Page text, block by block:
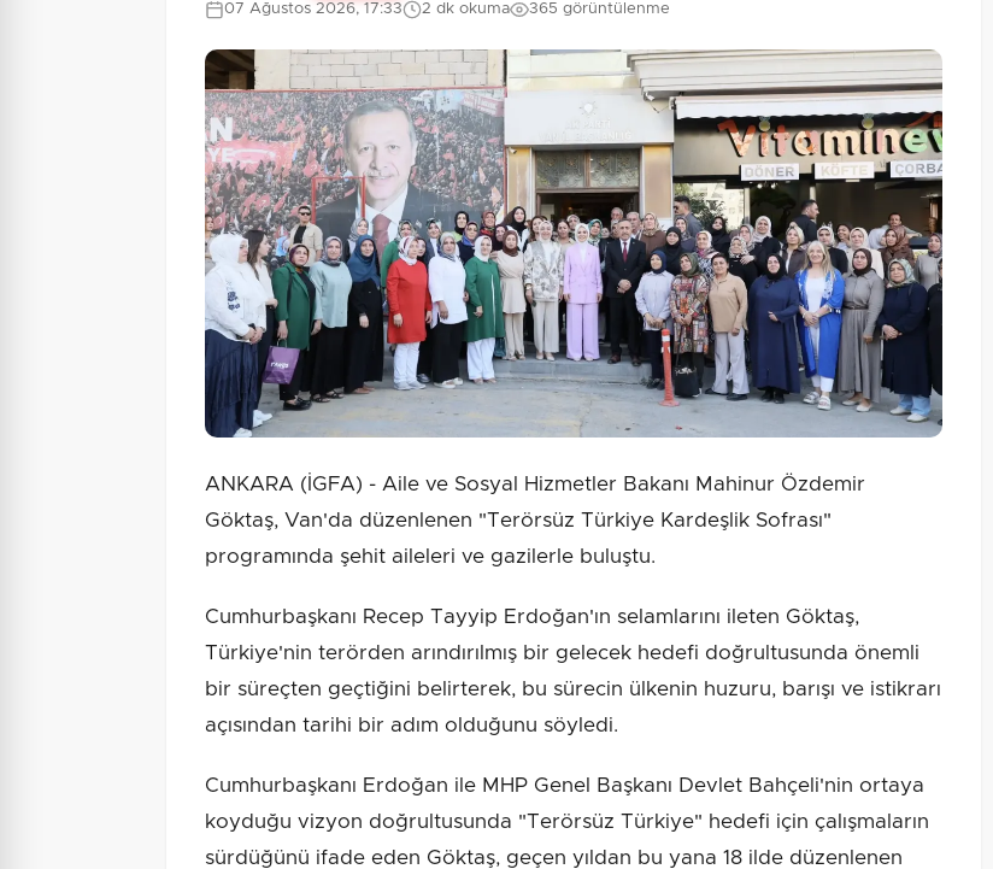
07 Ağustos 2026, 17:33 2 dk okuma 365 görüntülenme
ANKARA (İGFA) - Aile ve Sosyal Hizmetler Bakanı Mahinur Özdemir
Göktaş, Van'da düzenlenen "Terörsüz Türkiye Kardeşlik Sofrası"
programında şehit aileleri ve gazilerle buluştu.
Cumhurbaşkanı Recep Tayyip Erdoğan'ın selamlarını ileten Göktaş,
Türkiye'nin terörden arındırılmış bir gelecek hedefi doğrultusunda önemli
bir süreçten geçtiğini belirterek, bu sürecin ülkenin huzuru, barışı ve istikrarı
açısından tarihi bir adım olduğunu söyledi.
Cumhurbaşkanı Erdoğan ile MHP Genel Başkanı Devlet Bahçeli'nin ortaya
koyduğu vizyon doğrultusunda "Terörsüz Türkiye" hedefi için çalışmaların
sürdüğünü ifade eden Göktaş, geçen yıldan bu yana 18 ilde düzenlenen